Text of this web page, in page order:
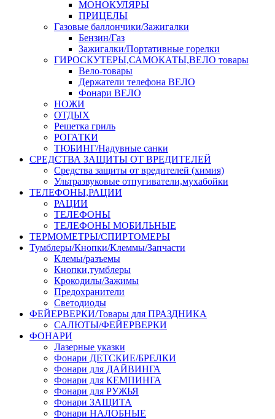
МОНОКУЛЯРЫ
ПРИЦЕЛЫ
Газовые баллончики/Зажигалки
Бензин/Газ
Зажигалки/Портативные горелки
ГИРОСКУТЕРЫ,САМОКАТЫ,ВЕЛО товары
Вело-товары
Держатели телефона ВЕЛО
Фонари ВЕЛО
НОЖИ
ОТДЫХ
Решетка гриль
РОГАТКИ
ТЮБИНГ/Надувные санки
СРЕДСТВА ЗАЩИТЫ ОТ ВРЕДИТЕЛЕЙ
Средства защиты от вредителей (химия)
Ультразвуковые отпугиватели,мухабойки
ТЕЛЕФОНЫ,РАЦИИ
РАЦИИ
ТЕЛЕФОНЫ
ТЕЛЕФОНЫ МОБИЛЬНЫЕ
ТЕРМОМЕТРЫ/СПИРТОМЕРЫ
Тумблеры/Кнопки/Клеммы/Запчасти
Клемы/разъемы
Кнопки,тумблеры
Крокодилы/Зажимы
Предохранители
Светодиоды
ФЕЙЕРВЕРКИ/Товары для ПРАЗДНИКА
САЛЮТЫ/ФЕЙЕРВЕРКИ
ФОНАРИ
Лазерные указки
Фонари ДЕТСКИЕ/БРЕЛКИ
Фонари для ДАЙВИНГА
Фонари для КЕМПИНГА
Фонари для РУЖЬЯ
Фонари ЗАЩИТА
Фонари НАЛОБНЫЕ